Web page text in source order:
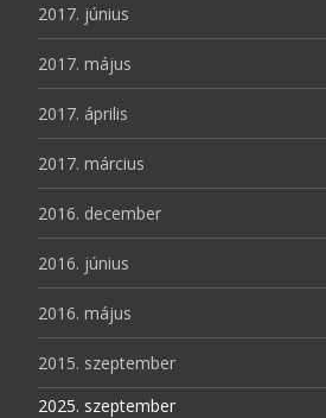
2017. június
2017. május
2017. április
2017. március
2016. december
2016. június
2016. május
2015. szeptember
2025. szeptember